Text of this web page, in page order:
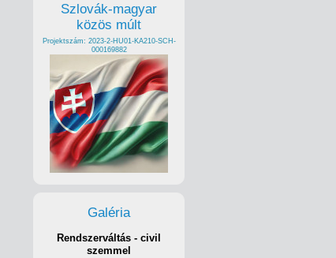
Szlovák-magyar
közös múlt
Projektszám: 2023-2-HU01-KA210-SCH-
000169882
Galéria
Rendszerváltás - civil
szemmel